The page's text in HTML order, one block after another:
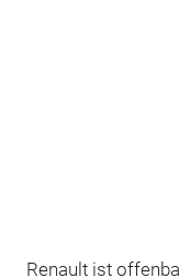
Renault ist